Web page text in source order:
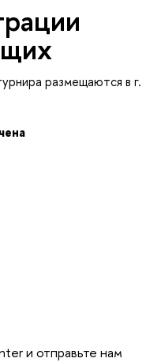
размещаются в г.
и отправьте нам